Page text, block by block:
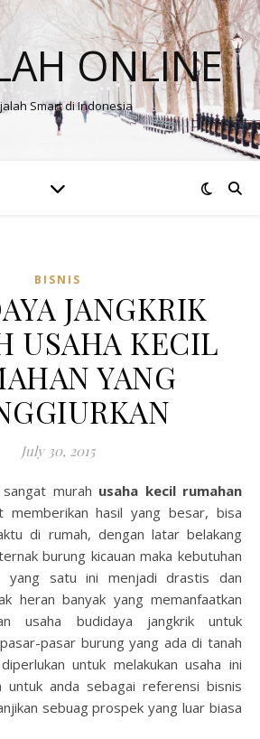
ONLINE
Smart di Indonesia
BISNIS
JANGKRIK
USAHA KECIL
YANG
July 30, 2015
sangat murah usaha kecil rumahan
hasil yang besar, bisa
di rumah, dengan latar belakang
burung kicauan maka kebutuhan
yang satu ini menjadi drastis dan
heran banyak yang memanfaatkan
usaha budidaya jangkrik untuk
pasar burung yang ada di tanah
untuk melakukan usaha ini
untuk anda sebagai referensi bisnis
sebuag prospek yang luar biasa